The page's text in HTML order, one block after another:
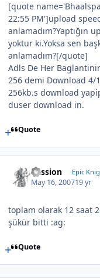
[quote
22:55 PM']upload
anlamadım?Yaptığın
yoktur ki.Yoksa sen
anlamadım?[/quote]
Adls De Her
256 demi Download 4/
256kb.s download
duser download in.
Quote
Passion Epic
May 16, 200719 yr
toplam olarak 12 saat
şükür bitti :ag:
Quote